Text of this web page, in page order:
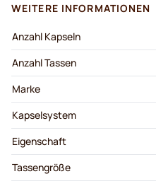
WEITERE INFORMATIONEN
Anzahl Kapseln
Anzahl Tassen
Marke
Kapselsystem
Eigenschaft
Tassengröße